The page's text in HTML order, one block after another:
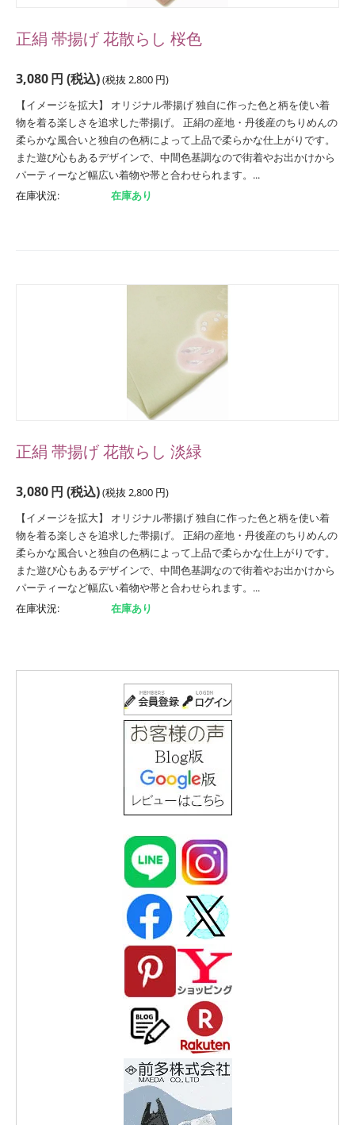
正絹 帯揚げ 花散らし 桜色
3,080円 (税込)(税抜 2,800 円)
【イメージを拡大】 オリジナル帯揚げ 独自に作った色と柄を使い着
物を着る楽しさを追求した帯揚げ。 正絹の産地・丹後産のちりめんの
柔らかな風合いと独自の色柄によって上品で柔らかな仕上がりです。
また遊び心もあるデザインで、中間色基調なので街着やお出かけから
パーティーなど幅広い着物や帯と合わせられます。...
在庫状況:
在庫あり
正絹 帯揚げ 花散らし 淡緑
3,080円 (税込)(税抜 2,800 円)
【イメージを拡大】 オリジナル帯揚げ 独自に作った色と柄を使い着
物を着る楽しさを追求した帯揚げ。 正絹の産地・丹後産のちりめんの
柔らかな風合いと独自の色柄によって上品で柔らかな仕上がりです。
また遊び心もあるデザインで、中間色基調なので街着やお出かけから
パーティーなど幅広い着物や帯と合わせられます。...
在庫状況:
在庫あり